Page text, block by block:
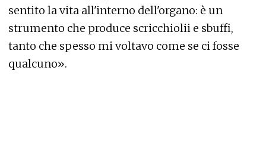
sentito la vita all'interno dell'organo: è un
strumento che produce scricchiolii e sbuffi,
tanto che spesso mi voltavo come se ci fosse
qualcuno».